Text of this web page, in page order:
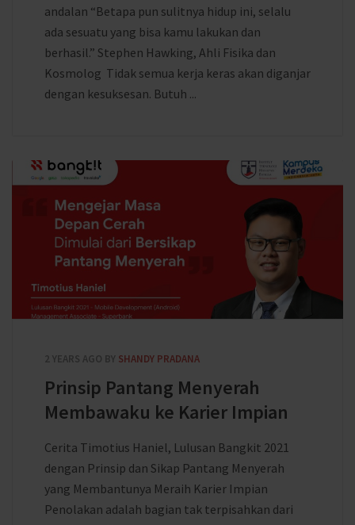
andalan “Betapa pun sulitnya hidup ini, selalu
ada sesuatu yang bisa kamu lakukan dan
berhasil.” Stephen Hawking, Ahli Fisika dan
Kosmolog Tidak semua kerja keras akan diganjar
dengan kesuksesan. Butuh ...
2 YEARS AGO BY SHANDY PRADANA
Prinsip Pantang Menyerah
Membawaku ke Karier Impian
Cerita Timotius Haniel, Lulusan Bangkit 2021
dengan Prinsip dan Sikap Pantang Menyerah
yang Membantunya Meraih Karier Impian
Penolakan adalah bagian tak terpisahkan dari